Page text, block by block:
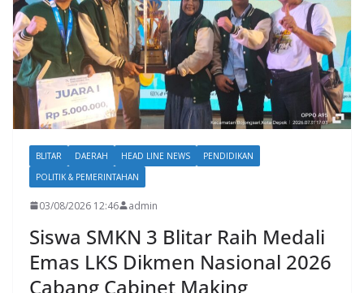
BLITAR DAERAH HEAD LINE NEWS
PENDIDIKAN
POLITIK & PEMERINTAHAN
03/08/2026 12:46 admin
Siswa SMKN 3 Blitar Raih Medali
Emas LKS Dikmen Nasional 2026
Cabang Cabinet Making